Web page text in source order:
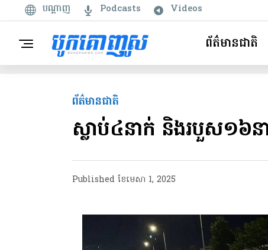
បណ្តាញ Podcasts Videos
ព័ត៌មានជាតិ
ព័ត៌មានជាតិ
ស្លាប់៤នាក់ និងរបួស១៦ន
Published ខែ​មេសា 1, 2025